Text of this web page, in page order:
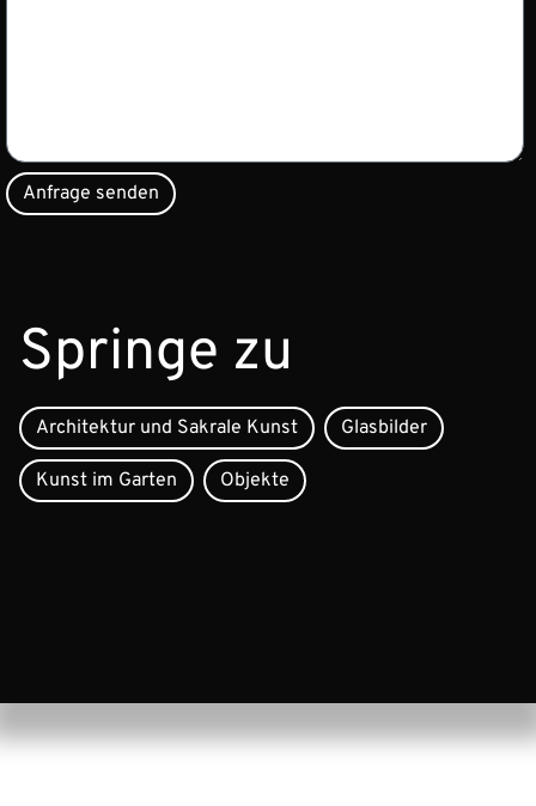
Springe zu
Architektur und Sakrale Kunst Glasbilder
Kunst im Garten Objekte